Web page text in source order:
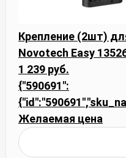
Крепление (2шт)
Novotech Easy
1 239 руб.
{"590691":
Желаемая цена